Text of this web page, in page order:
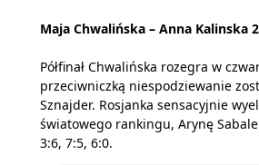
Maja Chwalińska – Anna Kalinska
Półfinał Chwalińska rozegra w
przeciwniczką niespodziewanie
Sznajder. Rosjanka sensacyjnie
światowego rankingu, Arynę
3:6, 7:5, 6:0.